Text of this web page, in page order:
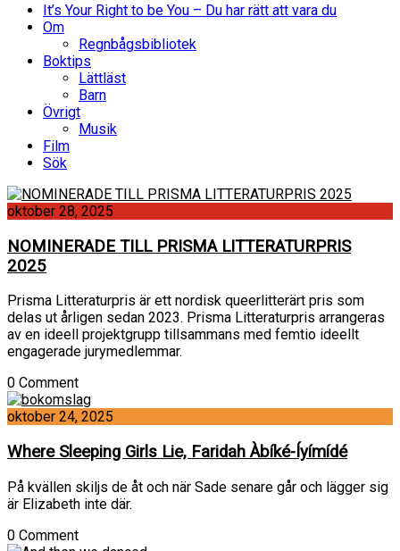
It’s Your Right to be You – Du har rätt att vara du
Om
Regnbågsbibliotek
Boktips
Lättläst
Barn
Övrigt
Musik
Film
Sök
oktober 28, 2025
NOMINERADE TILL PRISMA LITTERATURPRIS
2025
Prisma Litteraturpris är ett nordisk queerlitterärt pris som
delas ut årligen sedan 2023. Prisma Litteraturpris arrangeras
av en ideell projektgrupp tillsammans med femtio ideellt
engagerade jurymedlemmar.
0 Comment
oktober 24, 2025
Where Sleeping Girls Lie, Faridah Àbíké-Íyímídé
På kvällen skiljs de åt och när Sade senare går och lägger sig
är Elizabeth inte där.
0 Comment